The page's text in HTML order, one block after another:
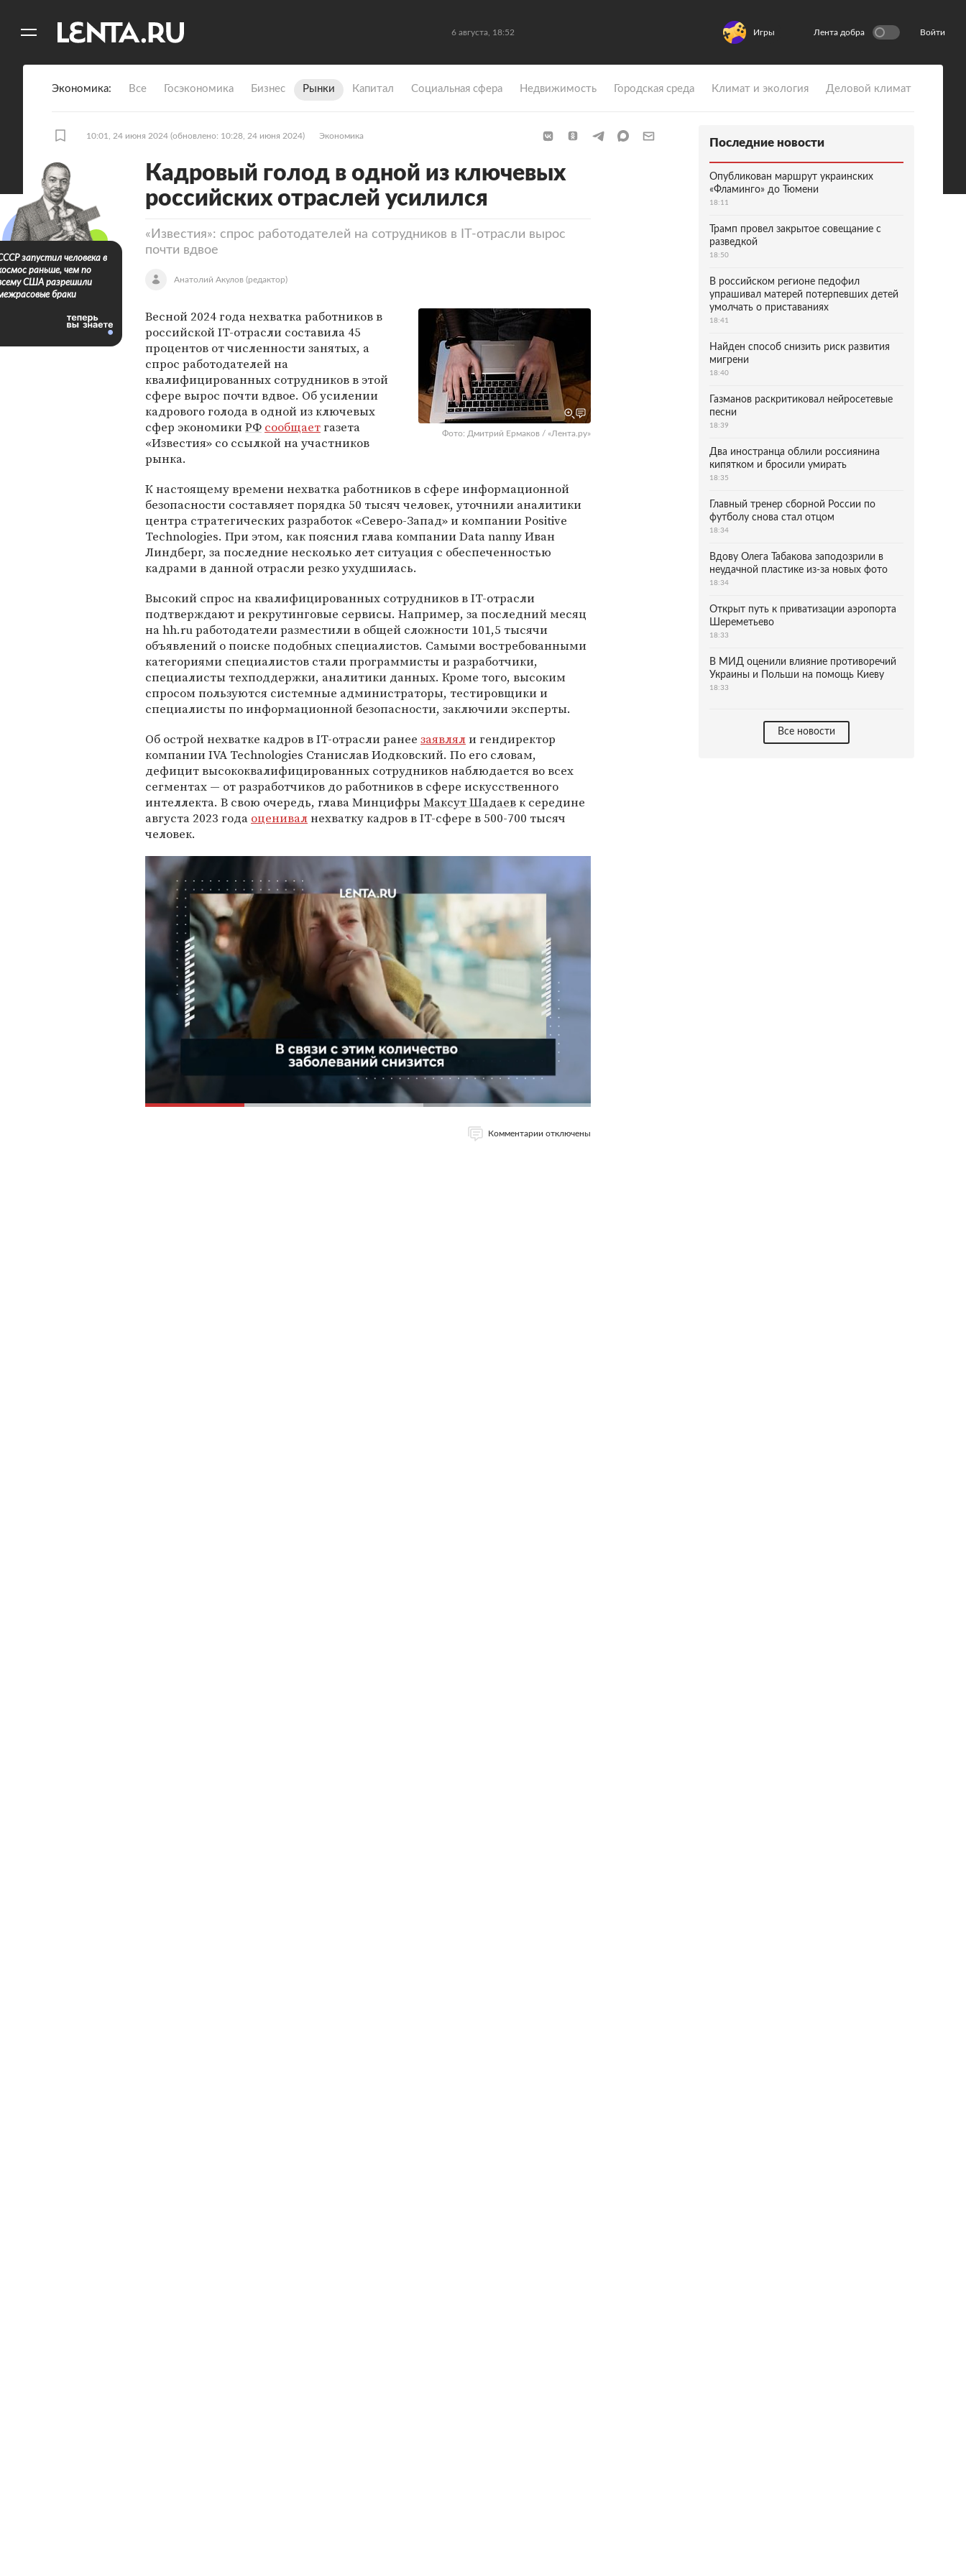
6 августа, 18:52 Игры Лента добра Войти
Экономика Все Госэкономика Бизнес Рынки Капитал Социальная сфера Недвижимость Городская среда Климат и экология Деловой климат
10:01, 24 июня 2024 (обновлено: 10:28, 24 июня 2024) Экономика
Кадровый голод в одной из ключевых
российских отраслей усилился
«Известия»: спрос работодателей на сотрудников в IT-отрасли вырос
почти вдвое
Анатолий Акулов (редактор)
Фото: Дмитрий Ермаков / «Лента.ру»
Весной 2024 года нехватка работников в
российской IT-отрасли составила 45
процентов от численности занятых, а
спрос работодателей на
квалифицированных сотрудников в этой
сфере вырос почти вдвое. Об усилении
кадрового голода в одной из ключевых
сфер экономикиРФ сообщаетгазета
«Известия» со ссылкой на участников
рынка.
К настоящему времени нехватка работников в сфере информационной
безопасности составляет порядка 50 тысяч человек, уточнили аналитики
центра стратегических разработок «Северо-Запад» и компании Positive
Technologies. При этом, как пояснил глава компании Data nanny Иван
Линдберг, за последние несколько лет ситуация с обеспеченностью
кадрами в данной отрасли резко ухудшилась.
Высокий спрос на квалифицированных сотрудников в IT-отрасли
подтверждают и рекрутинговые сервисы. Например, за последний месяц
на hh.ru работодатели разместили в общей сложности 101,5 тысячи
объявлений о поиске подобных специалистов. Самыми востребованными
категориями специалистов стали программисты и разработчики,
специалисты техподдержки, аналитики данных. Кроме того, высоким
спросом пользуются системные администраторы, тестировщики и
специалисты по информационной безопасности, заключили эксперты.
Об острой нехватке кадров в IT-отрасли ранее заявляли гендиректор
компании IVA Technologies Станислав Иодковский. По его словам,
дефицит высококвалифицированных сотрудников наблюдается во всех
сегментах — от разработчиков до работников в сфере искусственного
интеллекта. В свою очередь, глава МинцифрыМаксут Шадаевк середине
августа 2023 года оценивалнехватку кадров в IT-сфере в 500-700 тысяч
человек.
Комментарии отключены
запустил человека в
раньше, чем по
США разрешили
браки
Последние новости
Опубликован маршрут украинских
«Фламинго» до Тюмени
18:11
Трамп провел закрытое совещание с
разведкой
18:50
В российском регионе педофил
упрашивал матерей потерпевших детей
умолчать о приставаниях
18:41
Найден способ снизить риск развития
мигрени
18:40
Газманов раскритиковал нейросетевые
песни
18:39
Два иностранца облили россиянина
кипятком и бросили умирать
18:35
Главный тренер сборной России по
футболу снова стал отцом
18:34
Вдову Олега Табакова заподозрили в
неудачной пластике из-за новых фото
18:34
Открыт путь к приватизации аэропорта
Шереметьево
18:33
В МИД оценили влияние противоречий
Украины и Польши на помощь Киеву
18:33
Все новости